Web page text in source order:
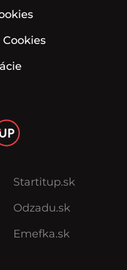
Startitup.sk
Odzadu.sk
Emefka.sk